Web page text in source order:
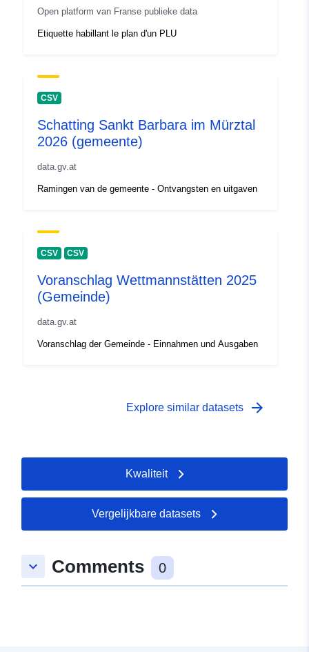
uriRef:
http://data.europa.eu/88u/dataset/
166f-4a5e-b6ba-5c7ffa7d1665-
e:
Open platform van Franse publieke data
Etiquette habillant le plan d'un PLU
CSV
Schatting Sankt Barbara im Mürztal
2026 (gemeente)
data.gv.at
Ramingen van de gemeente - Ontvangsten en uitgaven
CSV CSV
Voranschlag Wettmannstätten 2025
(Gemeinde)
data.gv.at
Voranschlag der Gemeinde - Einnahmen und Ausgaben
Explore similar datasets arrow_forward
Kwaliteit
Vergelijkbare datasets
keyboard_arrow_down Comments 0